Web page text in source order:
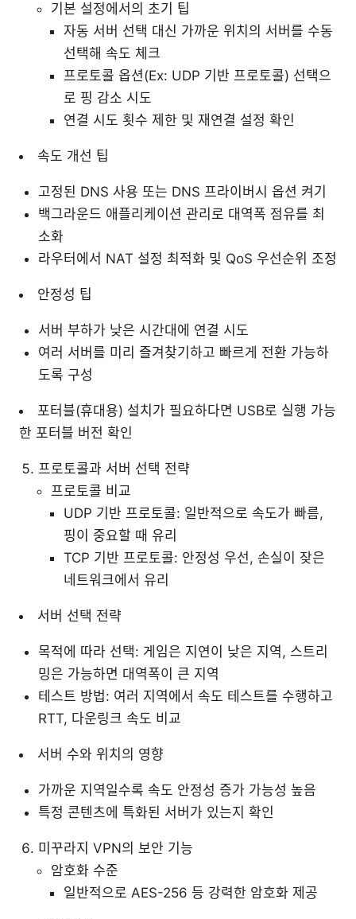
기본 설정에서의 초기 팁
자동 서버 선택 대신 가까운 위치의 서버를 수동
선택해 속도 체크
프로토콜 옵션(Ex: UDP 기반 프로토콜) 선택으
로 핑 감소 시도
연결 시도 횟수 제한 및 재연결 설정 확인
속도 개선 팁
고정된 DNS 사용 또는 DNS 프라이버시 옵션 켜기
백그라운드 애플리케이션 관리로 대역폭 점유를 최
소화
라우터에서 NAT 설정 최적화 및 QoS 우선순위 조정
안정성 팁
서버 부하가 낮은 시간대에 연결 시도
여러 서버를 미리 즐겨찾기하고 빠르게 전환 가능하
도록 구성
포터블(휴대용) 설치가 필요하다면 USB로 실행 가능
한 포터블 버전 확인
프로토콜과 서버 선택 전략
프로토콜 비교
UDP 기반 프로토콜: 일반적으로 속도가 빠름,
핑이 중요할 때 유리
TCP 기반 프로토콜: 안정성 우선, 손실이 잦은
네트워크에서 유리
서버 선택 전략
목적에 따라 선택: 게임은 지연이 낮은 지역, 스트리
밍은 가능하면 대역폭이 큰 지역
테스트 방법: 여러 지역에서 속도 테스트를 수행하고
RTT, 다운링크 속도 비교
서버 수와 위치의 영향
가까운 지역일수록 속도 안정성 증가 가능성 높음
특정 콘텐츠에 특화된 서버가 있는지 확인
미꾸라지 VPN의 보안 기능
암호화 수준
일반적으로 AES-256 등 강력한 암호화 제공